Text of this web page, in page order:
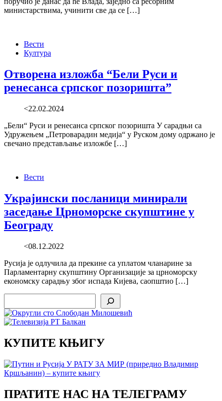
министарствима, учинити све да се […]
Вести
Култура
Отворена изложба “Бели Руси и
ренесанса српског позоришта”
<22.02.2024
„Бели“ Руси и ренесанса српског позоришта У сарадњи са
Удружењем „Петроварадин медија“ у Руском дому одржано је
свечано представљање изложбе […]
Вести
Украјински посланици минирали
заседање Црноморске скупштине у
Београду
<08.12.2022
Русија је одлучила да прекине са уплатом чланарине за
Парламентарну скупштину Организације за црноморску
економску сарадњу због испада Кијева, саопштио […]
КУПИТЕ КЊИГУ
ПРАТИТЕ НАС НА ТЕЛЕГРАМУ